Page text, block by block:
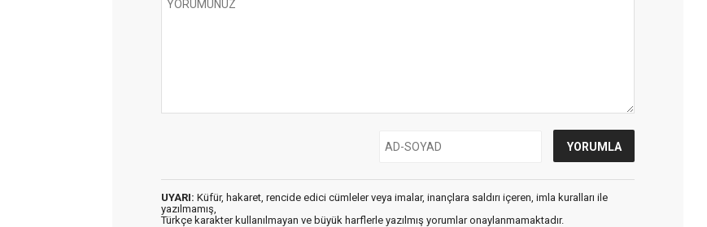
UYARI: Küfür, hakaret, rencide edici cümleler veya imalar, inançlara saldırı içeren, imla kuralları ile
yazılmamış,
Türkçe karakter kullanılmayan ve büyük harflerle yazılmış yorumlar onaylanmamaktadır.